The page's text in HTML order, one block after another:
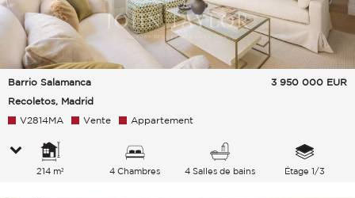
Barrio Salamanca
Recoletos, Madrid
3 950 000 EUR
V2814MA Vente Appartement
214 m² 4 Chambres 4 Salles de bains Étage 1/3